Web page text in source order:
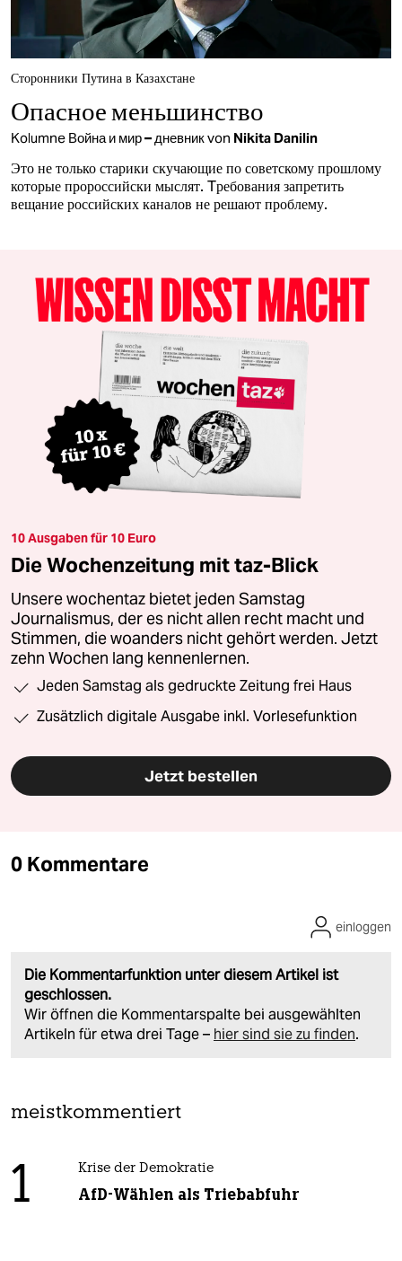
Сторонники Путина в Казахстане
Опасное меньшинство
Kolumne Война и мир – дневникvon Nikita Danilin
Это не только старики скучающие по советскому прошлому
которые пророссийски мыслят. Tребования запретить
вещание российских каналов не решают проблему.
10 Ausgaben für 10 Euro
Die Wochenzeitung mit taz-Blick
Unsere wochentaz bietet jeden Samstag
Journalismus, der es nicht allen recht macht und
Stimmen, die woanders nicht gehört werden. Jetzt
zehn Wochen lang kennenlernen.
Jeden Samstag als gedruckte Zeitung frei Haus
Zusätzlich digitale Ausgabe inkl. Vorlesefunktion
Jetzt bestellen
0 Kommentare
Die Kommentarfunktion unter diesem Artikel ist
geschlossen.
Wir öffnen die Kommentarspalte bei ausgewählten
Artikeln für etwa drei Tage – hier sind sie zu finden.
einloggen
meistkommentiert
1 Krise der Demokratie
AfD-Wählen als Triebabfuhr